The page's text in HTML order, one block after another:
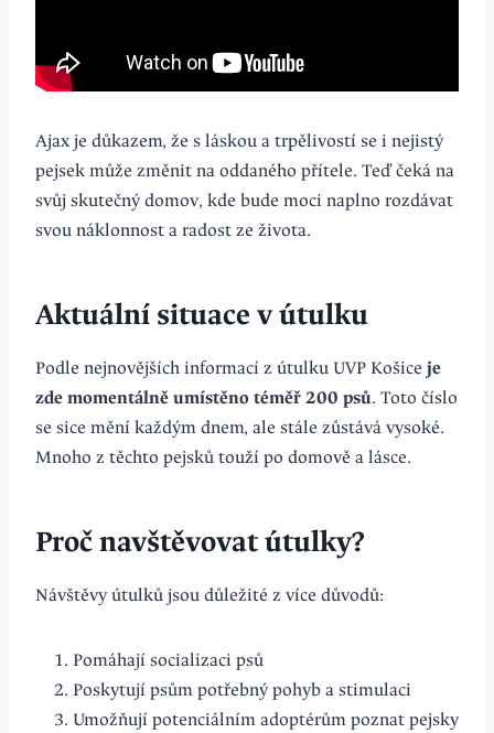
Ajax je důkazem, že s láskou a trpělivostí se i nejistý
pejsek může změnit na oddaného přítele. Teď čeká na
svůj skutečný domov, kde bude moci naplno rozdávat
svou náklonnost a radost ze života.
Aktuální situace v útulku
Podle nejnovějších informací z útulku UVP Košice je
zde momentálně umístěno téměř 200 psů. Toto číslo
se sice mění každým dnem, ale stále zůstává vysoké.
Mnoho z těchto pejsků touží po domově a lásce.
Proč navštěvovat útulky?
Návštěvy útulků jsou důležité z více důvodů:
Pomáhají socializaci psů
Poskytují psům potřebný pohyb a stimulaci
Umožňují potenciálním adoptérům poznat pejsky